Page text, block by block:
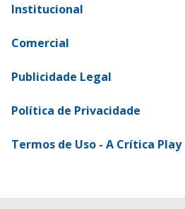
Institucional
Comercial
Publicidade Legal
Política de Privacidade
Termos de Uso - A Crítica Play